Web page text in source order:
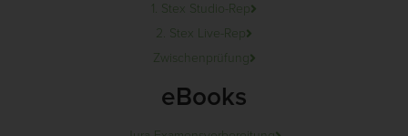
1. Stex Studio-Rep
2. Stex Live-Rep
Zwischenprüfung
eBooks